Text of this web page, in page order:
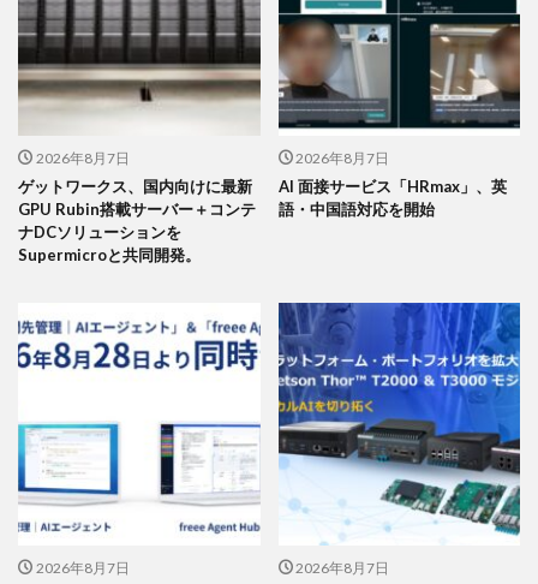
2026年8月7日
ゲットワークス、国内向けに最新
GPU Rubin搭載サーバー＋コンテ
ナDCソリューションを
Supermicroと共同開発。
2026年8月7日
AI 面接サービス「HRmax」、英
語・中国語対応を開始
2026年8月7日 2026年8月7日